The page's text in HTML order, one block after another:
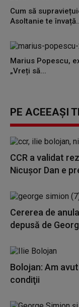
Cum să
Asoltanie te
Marius Popescu,
„Vreți să...
PE ACEEAȘI
CCR a validat
Nicușor Dan e
Cererea de
depusă de
Bolojan: Am
condiţii